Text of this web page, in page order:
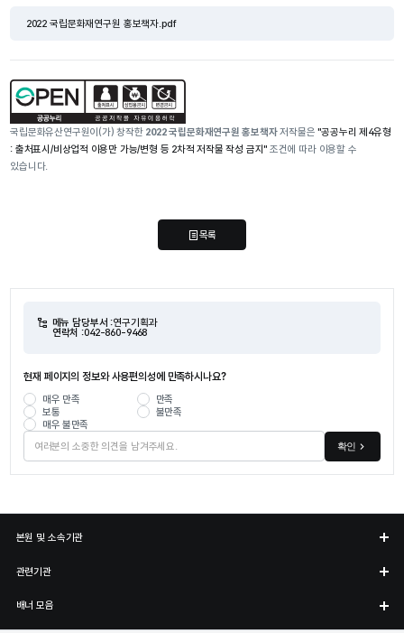
2022 국립문화재연구원 홍보책자.pdf
국립문화유산연구원이(가) 창작한 2022 국립문화재연구원 홍보책자저작물은"공공누리 제4유형
: 출처표시/비상업적 이용만 가능/변형 등 2차적 저작물 작성 금지" 조건에 따라 이용할 수
있습니다.
목록
메뉴 담당부서 :연구기획과
연락처 :042-860-9468
현재 페이지의 정보와 사용편의성에 만족하시나요?
매우 만족
만족
보통
불만족
매우 불만족
확인
본원 및 소속기관
관련기관
배너 모음